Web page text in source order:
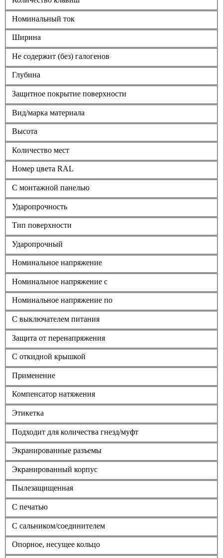
Номинальный ток
Ширина
Не содержит (без) галогенов
Глубина
Защитное покрытие поверхности
Вид/марка материала
Высота
Количество мест
Номер цвета RAL
С монтажной панелью
Ударопрочность
Тип поверхности
Ударопрочный
Номинальное напряжение
Номинальное напряжение с
Номинальное напряжение по
С выключателем питания
Защита от перенапряжения
С откидной крышкой
Применение
Компенсатор натяжения
Этикетка
Подходит для количества гнезд/муфт
Экранированные разъемы
Экранированный корпус
Пылезащищенная
С печатью
С сальником/соединителем
Опорное, несущее кольцо